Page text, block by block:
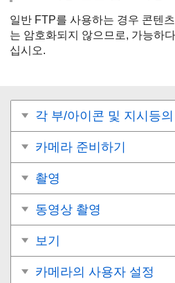
일반 FTP를 사용하는 경우 콘텐
는 암호화되지 않으므로, 가능하
십시오.
각 부/아이콘 및 지시등
카메라 준비하기
촬영
동영상 촬영
보기
카메라의 사용자 설정